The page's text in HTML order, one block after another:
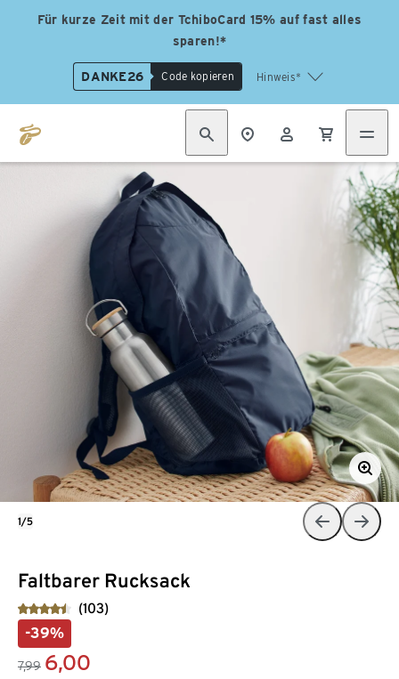
Für kurze Zeit mit der TchiboCard 15% auf fast alles
sparen!*
DANKE26 Code kopieren Hinweis*
Faltbarer Rucksack
(103)
-39%
7,99 6,00
1/5